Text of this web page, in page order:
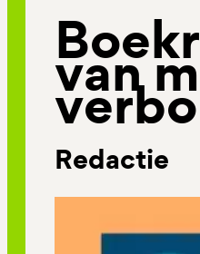
van
Redactie